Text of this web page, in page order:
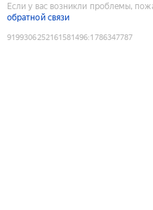
Если у вас возникли проблемы,
обратной связи
9199306252161581496:1786347787